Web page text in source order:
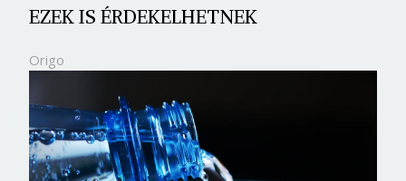
EZEK IS ÉRDEKELHETNEK
Origo